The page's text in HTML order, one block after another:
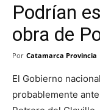
Podrían
obra de
Por Catamarca Provincia
El Gobierno
probablemente